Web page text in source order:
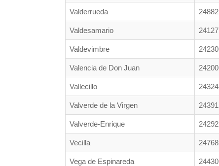
Valderrueda 24882
Valdesamario 24127
Valdevimbre 24230
Valencia de Don Juan 24200
Vallecillo 24324
Valverde de la Virgen 24391
Valverde-Enrique 24292
Vecilla 24768
Vega de Espinareda 24430